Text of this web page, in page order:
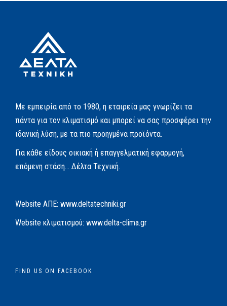
Με εμπειρία από το 1980, η εταιρεία μας γνωρίζει τα
πάντα για τον κλιματισμό και μπορεί να σας προσφέρει την
ιδανική λύση, με τα πιο προηγμένα προϊόντα.
Για κάθε είδους οικιακή ή επαγγελματική εφαρμογή,
επόμενη στάση… Δέλτα Τεχνική.
Website AΠΕ: www.deltatechniki.gr
Website κλιματισμού: www.delta-clima.gr
FIND US ON FACEBOOK